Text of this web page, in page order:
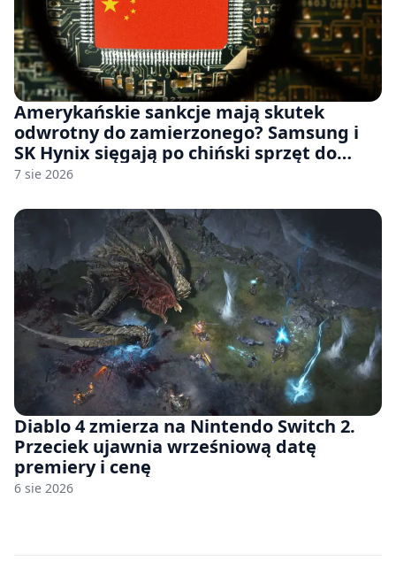
Amerykańskie sankcje mają skutek
odwrotny do zamierzonego? Samsung i
SK Hynix sięgają po chiński sprzęt do
fabryk chipów
7 sie 2026
Diablo 4 zmierza na Nintendo Switch 2.
Przeciek ujawnia wrześniową datę
premiery i cenę
6 sie 2026